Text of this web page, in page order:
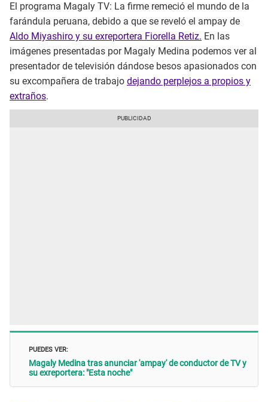
El programa Magaly TV: La firme remeció el mundo de la
farándula peruana, debido a que se reveló el ampay de
Aldo Miyashiro y su exreportera Fiorella Retiz. En las
imágenes presentadas por Magaly Medina podemos ver al
presentador de televisión dándose besos apasionados con
su excompañera de trabajo dejando perplejos a propios y
extraños.
PUEDES VER:
Magaly Medina tras anunciar 'ampay' de conductor de TV y
su exreportera: "Esta noche"